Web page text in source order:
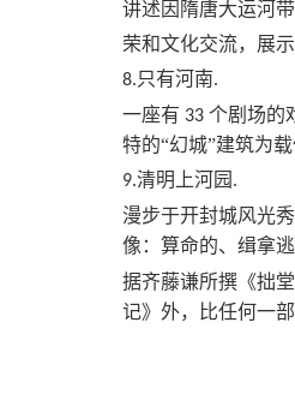
讲述因隋唐大运河
荣和文化交流，展
8.只有河南.
一座有 33 个剧场的
特的“幻城”建筑为
9.清明上河园 .
漫步于开封城风光
像：算命的、缉拿
据齐藤谦所撰《拙
记》外，比任何一